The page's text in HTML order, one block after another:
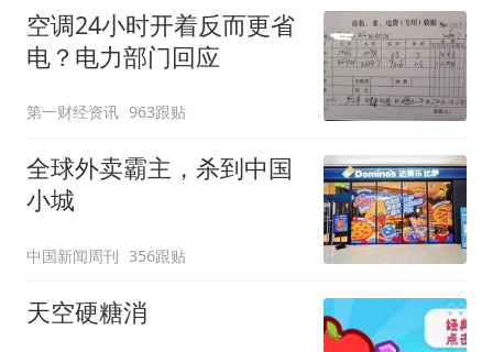
空调24小时开着反而更省
电？电力部门回应
第一财经资讯 963跟贴
全球外卖霸主，杀到中国
小城
中国新闻周刊 356跟贴
天空硬糖消